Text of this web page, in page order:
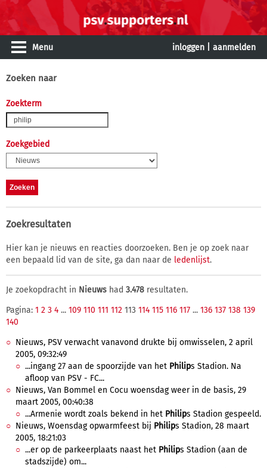
Menu inloggen aanmelden
Zoeken naar
Zoekterm
Zoekgebied
Zoekresultaten
Hier kan je nieuws en reacties doorzoeken. Ben je op zoek naar
een bepaald lid van de site, ga dan naar de ledenlijst.
Je zoekopdracht in Nieuws had 3.478 resultaten.
Pagina: 1 2 3 4 ... 109 110 111 112 113 114 115 116 117 ... 136 137 138 139
140
Nieuws, PSV verwacht vanavond drukte bij omwisselen, 2 april
2005, 09:32:49
...ingang 27 aan de spoorzijde van het Philips Stadion. Na
afloop van PSV - FC...
Nieuws, Van Bommel en Cocu woensdag weer in de basis, 29
maart 2005, 00:40:38
...Armenie wordt zoals bekend in het Philips Stadion gespeeld.
Nieuws, Woensdag opwarmfeest bij Philips Stadion, 28 maart
2005, 18:21:03
...er op de parkeerplaats naast het Philips Stadion (aan de
stadszijde) om...